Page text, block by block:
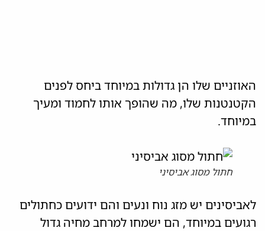
האוזניים שלו הן גדולות במיוחד ביחס לפנים
הקטנטנות שלו, מה שהופך אותו לחמוד ומעיך
במיוחד.
חתול מסוג אביסיני
לאביסינים יש מזג נוח ונעים והם ידועים כחתולים
רגועים במיוחד, הם ישמחו למרחב מחיה גדול